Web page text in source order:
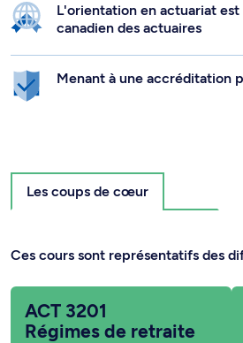
L'orientation en actuariat
canadien des actuaires
Menant à une accréditation
Les coups de cœur
Ces cours sont représentatifs des
ACT 3201
Régimes de retraite